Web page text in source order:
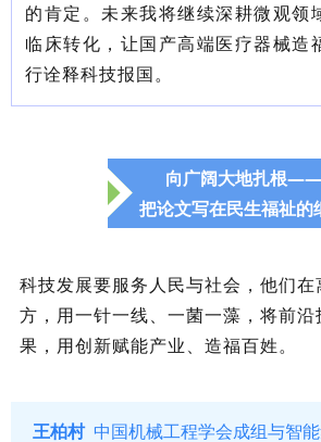
的肯定。未来我将继续深耕微观领
临床转化，让国产高端医疗器械造
行诠释科技报国。
向广阔大地扎根——
把论文写在民生福祉的
科技发展要服务人民与社会，他们
方，用一针一线、一菌一藻，将前
果，用创新赋能产业、造福百姓。
王柏村 中国机械工程学会成组与智